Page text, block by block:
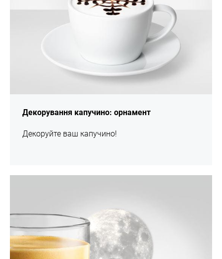
Декорування капучино: орнамент
Декоруйте ваш капучино!